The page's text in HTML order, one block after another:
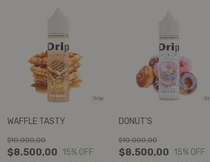
WAFFLE TASTY
$8.500,00
$10.000,00
15% OFF
DONUT’S
$8.500,00
$10.000,00
15% OFF